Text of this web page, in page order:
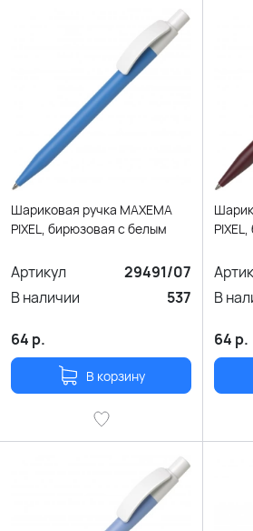
Шариковая ручка MAXEMA
PIXEL, бирюзовая с белым
Артикул
29491/07
В наличии
537
64 р.
В корзину
В
64 р.